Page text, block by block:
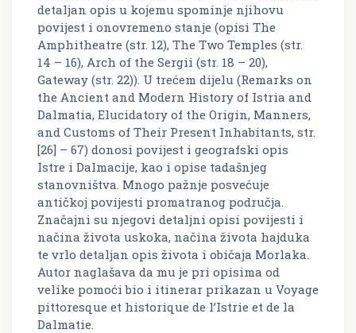
detaljan opis u kojemu spominje njihovu
povijest i onovremeno stanje (opisi The
Amphitheatre (str. 12), The Two Temples (str.
14 – 16), Arch of the Sergii (str. 18 – 20),
Gateway (str. 22)). U trećem dijelu (Remarks on
the Ancient and Modern History of Istria and
Dalmatia, Elucidatory of the Origin, Manners,
and Customs of Their Present Inhabitants, str.
[26] – 67) donosi povijest i geografski opis
Istre i Dalmacije, kao i opise tadašnjeg
stanovništva. Mnogo pažnje posvećuje
antičkoj povijesti promatranog područja.
Značajni su njegovi detaljni opisi povijesti i
načina života uskoka, načina života hajduka
te vrlo detaljan opis života i običaja Morlaka.
Autor naglašava da mu je pri opisima od
velike pomoći bio i itinerar prikazan u Voyage
pittoresque et historique de l’Istrie et de la
Dalmatie.